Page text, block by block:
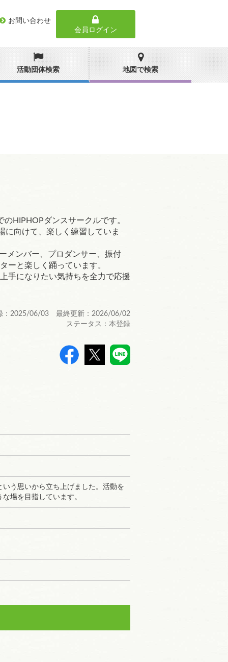
お問い合わせ
会員ログイン
活動団体検索 地図で検索
HIPHOPダンスサークルです。
に向けて、楽しく練習していま
メンバー、プロダンサー、振付
ーと楽しく踊っています。
手になりたい気持ちを全力で応援
：2025/06/03 最終更新：2026/06/02
ステータス：本登録
う思いから立ち上げました。活動を
場を目指しています。